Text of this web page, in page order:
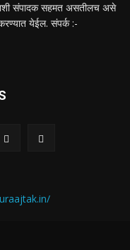
संपादक सहमत असतीलच असे
येईल. संपर्क :-